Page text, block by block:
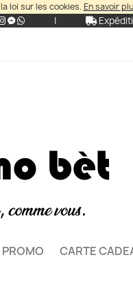
loi sur les cookies.En savoir
|
PROMO CARTE